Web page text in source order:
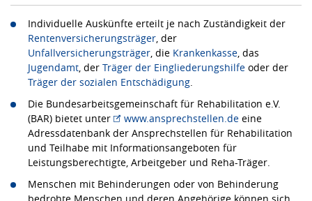
Individuelle Auskünfte erteilt je nach Zuständigkeit der
Rentenversicherungsträger, der
Unfallversicherungsträger, die Krankenkasse, das
Jugendamt, der Träger der Eingliederungshilfe oder der
Träger der sozialen Entschädigung.
Die Bundesarbeitsgemeinschaft für Rehabilitation e.V.
(BAR) bietet unter
www.ansprechstellen.de eine
Adressdatenbank der Ansprechstellen für Rehabilitation
und Teilhabe mit Informationsangeboten für
Leistungsberechtigte, Arbeitgeber und Reha-Träger.
Menschen mit Behinderungen oder von Behinderung